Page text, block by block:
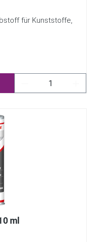
für Kunststoffe,
Produkt Anzahl:
ml